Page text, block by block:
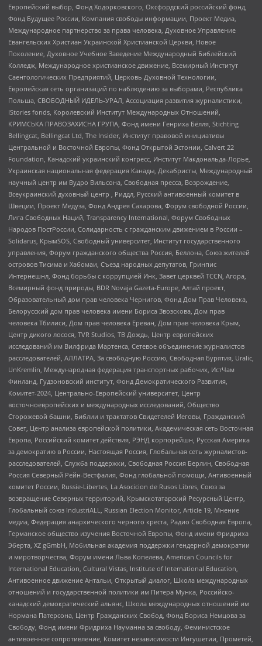
Европейский выбор, Фонд Ходорковского, Оксфордский российский фонд,
Фонд Будущее России, Компания свободы информации, Проект Медиа,
Международное партнерство за права человека, Духовное Управление
Евангельских Христиан Украинской Христианской Церкви, Новое
Поколение, Духовное Учебное Заведение Международный Библейский
Колледж, Международное христианское движение, Всемирный Институт
Саентологических Предприятий, Церковь Духовной Технологии,
Европейская сеть организаций по наблюдению за выборами, Республика
Польша, СВОБОДНЫЙ ИДЕЛЬ-УРАЛ, Ассоциация развития журналистики,
IStories fonds, Королевский Институт Международных Отношений,
КРИМСЬКА ПРАВОЗАХИСНА ГРУПА, Фонд имени Генриха Бёлля, Stichting
Bellingcat, Bellingcat Ltd, The Insider, Институт правовой инициативы
Центральной и Восточной Европы, Фонд Открытой Эстонии, Calvert 22
Foundation, Канадский украинский конгресс, Институт Макдональда-Лорье,
Украинская национальная федерация Канады, Декабристы, Международный
научный центр им Вудро Вильсона, Свободная пресса, Возрождение,
Всеукраинский духовный центр , Риддл, Русский антивоенный комитет в
Швеции, Проект Медуза, Фонд Андрея Сахарова, Форум свободной России,
Лига Свободных Наций, Transparеncy International, Форум Свободных
Народов ПостРоссии, Солидарность с гражданским движением в России –
Solidarus, КрымSOS, Свободный университет, Институт государственного
управления, Форум гражданского общества Россия, Беллона, Союз жителей
островов Тисима и Хабомаи, Съезд народных депутатов, Гринпис
Интернешнл, Фонд борьбы с коррупцией Инк, Завет церквей TCCN, Агора,
Всемирный фонд природы, BDR Novaja Gazeta-Europe, Алтай проект,
Образовательный дом прав человека Чернигов, Фонд Дом Прав Человека,
Белорусский дом прав человека имени Бориса Звозскова, Дом прав
человека Тбилиси, Дом прав человека Ереван, Дом прав человека Крым,
Центр дикого лосося, TVR Studios, ТВ Дождь, Центр европейских
исследований им Вилфрида Мартенса, Сетевое объединение журналистов
расследователей, АЛЛАТРА, За свободную Россию, Свободная Бурятия, Uralic,
UnKremlin, Международная федерация транспортных рабочих, ИстЧам
Финланд, Гудзоновский институт, Фонд Демократического Развития,
Комитет-2024, Центрально-Европейский университет, Центр
восточноевропейских и международных исследований, Общество
Сторожевой башни, Библии и трактатов Свидетелей Иеговы, Гражданский
Совет, Центр анализа европейской политики, Академическая сеть Восточная
Европа, Российский комитет действия, РЭНД корпорейшн, Русская Америка
за демократию в России, Настоящая Россия, Глобальная сеть журналистов-
расследователей, Служба поддержки, Свободная Россия Берлин, Свободная
Россия Северный Рейн-Вестфалия, Фонд глобальной помощи, Антивоенный
комитет России, Russie-Libertes, La Asocicion de Rusos Libres, Союз за
возвращение Северных территорий, Крымскотатарский Ресурсный Центр,
Глобальный союз IndustriALL, Russian Election Monitor, Article 19, Мнение
медиа, Федерация анархического черного креста, Радио Свободная Европа,
Германское общество изучения Восточной Европы, Фонд имени Фридриха
Эберта, XZ gGmbH, Мобильная академия поддержки гендерной демократии
и миротворчества, Форум имени Льва Копелева, American Councils for
International Education, Cultural Vistas, Institute of International Education,
Антивоенное движение Антальи, Открытый диалог, Школа международных
отношений и государственной политики им Питера Мунка, Российско-
канадский демократический альянс, Школа международных отношений им
Нормана Патерсона, Центр Гражданских Свобод, Фонд Бориса Немцова за
Свободу, Фонд имени Фридриха Науманна за свободу, Феминистское
антивоенное сопротивление, Комитет независимости Ингушетии, Прометей,